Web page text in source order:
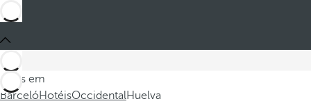
Estes em
BarcelóHotéisOccidentalHuelva